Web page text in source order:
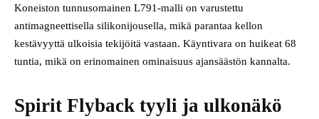
Koneiston tunnusomainen L791-malli on varustettu
antimagneettisella silikonijousella, mikä parantaa kellon
kestävyyttä ulkoisia tekijöitä vastaan. Käyntivara on huikeat 68
tuntia, mikä on erinomainen ominaisuus ajansäästön kannalta.
Spirit Flyback tyyli ja ulkonäkö